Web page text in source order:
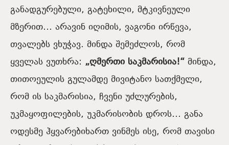
განადგურებული, გატეხილი, მტკივნეული
მზერით… არავინ იღიმის, ვაგონი ირწევა,
თვალებს ვხუჭავ. მინდა შემეძლოს, რომ
ყველას ვუთხრა: „ღმერთი საკმარისია!“ მინდა,
თითოეულის გულამდე მივიტანო სათქმელი,
რომ ის საკმარისია, ჩვენი უძლურების,
უკმაყოფილების, უკმარისობის დროს… განა
ოდესმე ჰყვარებიხართ ვინმეს ისე, რომ თავისი